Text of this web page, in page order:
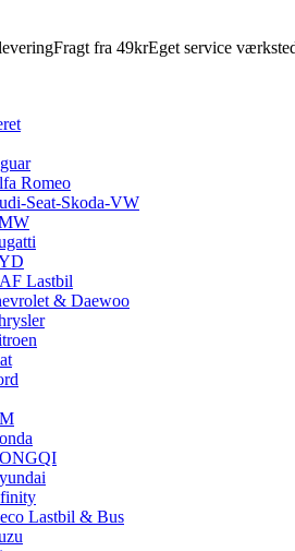
Fragt fra 49krEget service
Romeo
Seat-Skoda-VW
Lastbil
& Daewoo
Lastbil & Bus